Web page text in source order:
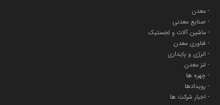
معدن
صنایع معدنی
ماشین آلات و لجستیک
فناوری معدن
انرژی و پایداری
لنز معدن
چهره ها
رویدادها
اخبار شرکت ها